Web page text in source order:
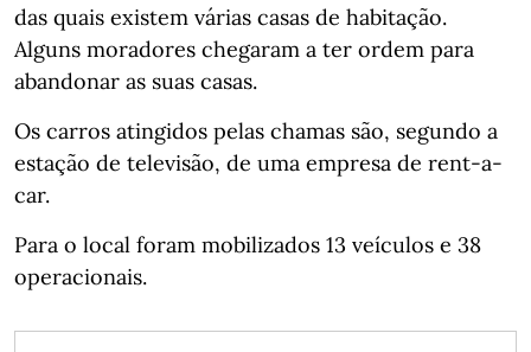
das quais existem várias casas de habitação.
Alguns moradores chegaram a ter ordem para
abandonar as suas casas.
Os carros atingidos pelas chamas são, segundo a
estação de televisão, de uma empresa de rent-a-
car.
Para o local foram mobilizados 13 veículos e 38
operacionais.